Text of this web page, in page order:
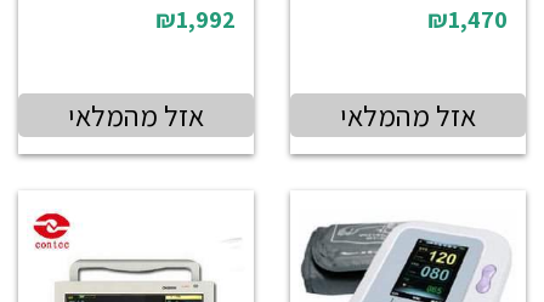
₪1,470
אזל מהמלאי
₪1,992
אזל מהמלאי